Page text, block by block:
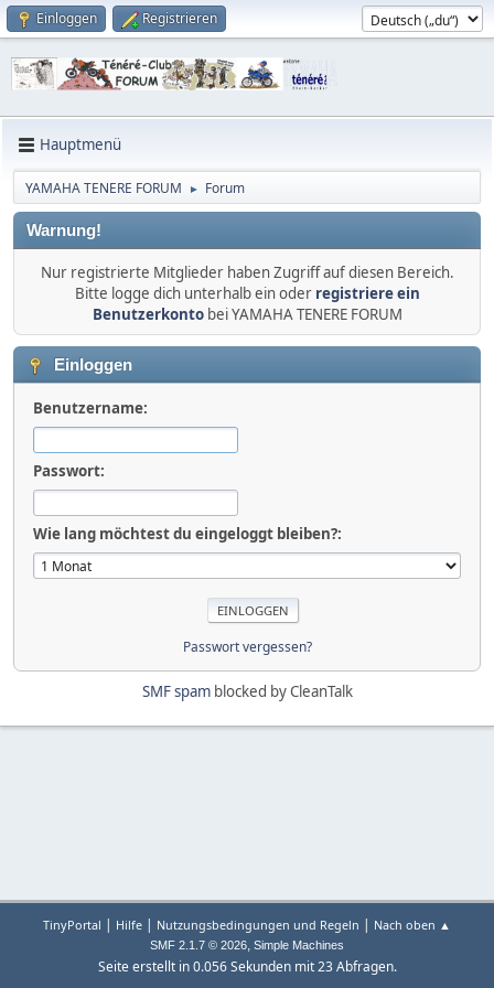
Einloggen Registrieren
Hauptmenü
YAMAHA TENERE FORUM ► Forum
Warnung!
Nur registrierte Mitglieder haben Zugriff auf diesen Bereich.
Bitte logge dich unterhalb ein oder registriere ein
Benutzerkontobei YAMAHA TENERE FORUM
Einloggen
Benutzername:
Passwort:
Wie lang möchtest du eingeloggt bleiben?:
Passwort vergessen?
SMF spamblocked by CleanTalk
TinyPortal | Hilfe | Nutzungsbedingungen und Regeln | Nach oben ▲
SMF 2.1.7 © 2026, Simple Machines
Seite erstellt in 0.056 Sekunden mit 23 Abfragen.